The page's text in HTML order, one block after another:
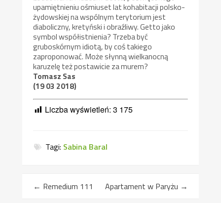
upamiętnieniu ośmiuset lat kohabitacji polsko-
żydowskiej na wspólnym terytorium jest
diaboliczny, kretyński i obraźliwy. Getto jako
symbol współistnienia? Trzeba być
gruboskórnym idiotą, by coś takiego
zaproponować. Może słynną wielkanocną
karuzelę też postawicie za murem?
Tomasz Sas
(19 03 2018)
Liczba wyświetleń: 3 175
Tagi: Sabina Baral
← Remedium 111 Apartament w Paryżu →